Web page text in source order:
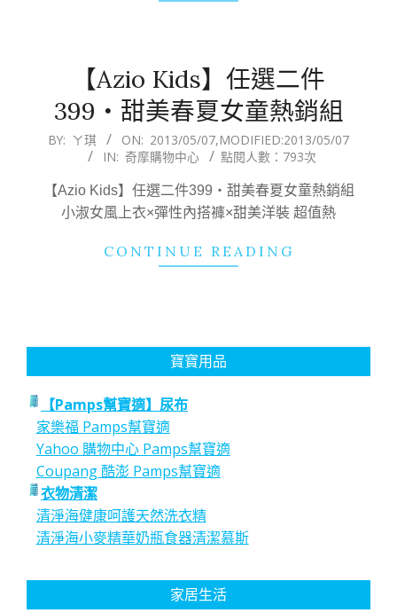
【Azio Kids】任選二件
399‧甜美春夏女童熱銷組
2013-
07
BY: ㄚ琪 ON: 2013/05/07,MODIFIED:2013/05/07
IN: 奇摩購物中心 點閱人數：793次
【Azio Kids】任選二件399‧甜美春夏女童熱銷組
小淑女風上衣×彈性內搭褲×甜美洋裝 超值熱
CONTINUE READING
寶寶用品
【Pamps幫寶適】尿布
家樂福 Pamps幫寶適
Yahoo 購物中心 Pamps幫寶適
Coupang 酷澎 Pamps幫寶適
衣物清潔
清淨海健康呵護天然洗衣精
清淨海小麥精華奶瓶食器清潔慕斯
家居生活